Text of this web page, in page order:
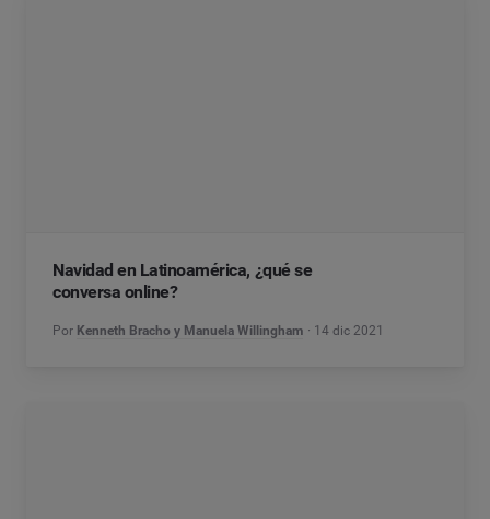
Navidad en Latinoamérica, ¿qué se
conversa online?
Por Kenneth Bracho y Manuela Willingham 14 dic 2021